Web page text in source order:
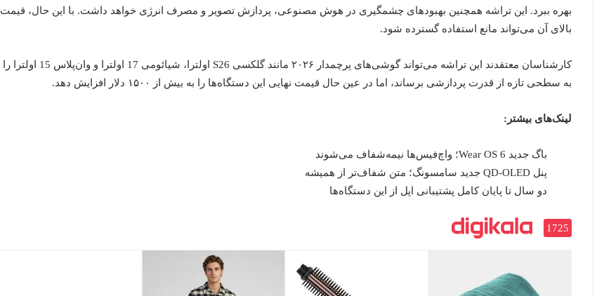
بهره ببرد. این تراشه همچنین بهبودهای چشمگیری در هوش مصنوعی، پردازش تصویر و مصرف انرژی خواهد داشت. با این حال، قیمت
بالای آن می‌تواند مانع استفاده گسترده شود.
کارشناسان معتقدند این تراشه می‌تواند گوشی‌های پرچمدار ۲۰۲۶ مانند گلکسی S26 اولترا، شیائومی 17 اولترا و وان‌پلاس 15 اولترا را
به سطحی تازه از قدرت پردازشی برساند، اما در عین حال قیمت نهایی این دستگاه‌ها را به بیش از ۱۵۰۰ دلار افزایش دهد.
لینک‌های بیشتر:
باگ جدید Wear OS 6؛ واچ‌فیس‌ها نیمه‌شفاف می‌شوند
پنل QD-OLED جدید سامسونگ؛ متن شفاف‌تر از همیشه
دو سال تا پایان کامل پشتیبانی اپل از این دستگاه‌ها
1725